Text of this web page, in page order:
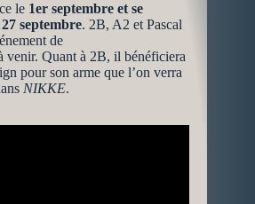
le 1er septembre et se
septembre. 2B, A2 et Pascal
de
venir. Quant à 2B, il bénéficiera
pour son arme que l’on verra
NIKKE.